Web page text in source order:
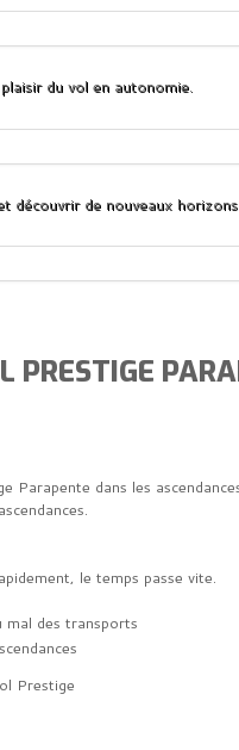
du vol en autonomie.
découvrir de nouveaux horizons.
PRESTIGE
Parapente dans les
le temps passe vite.
mal des transports
Prestige